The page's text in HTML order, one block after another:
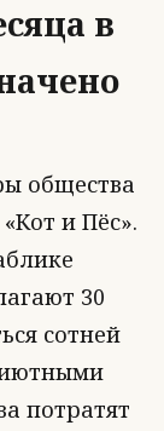
в
общества
и Пёс».
30
сотней
потратят